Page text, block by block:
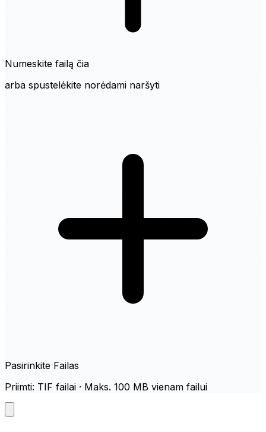
Numeskite failą čia
arba spustelėkite norėdami naršyti
Pasirinkite Failas
Priimti: TIF failai · Maks. 100 MB vienam failui